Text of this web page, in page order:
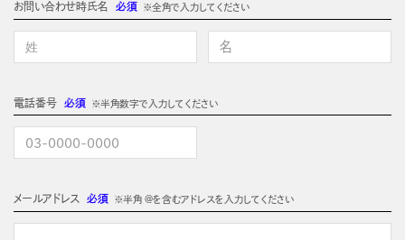
お問い合わせ時氏名 必須 ※全角で入力してください
電話番号必須 ※半角数字で入力してください
メールアドレス 必須 ※半角 @を含むアドレスを入力してください